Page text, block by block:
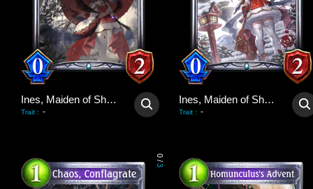
Ines, Maiden of Shadows
Trait : -
Ines, Maiden of Shadows
Trait : -
0
/
3